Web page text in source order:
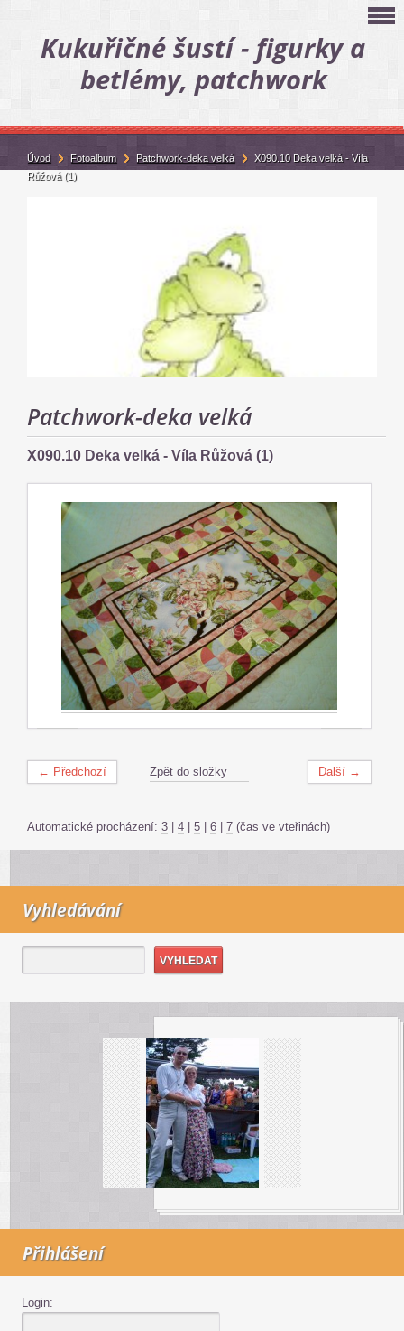
Kukuřičné šustí - figurky a
betlémy, patchwork
Patchwork-deka velká
X090.10 Deka velká - Víla Růžová (1)
← Předchozí Další →
Zpět do složky
Automatické procházení: 3 | 4 | 5 | 6 | 7 (čas ve vteřinách)
Vyhledávání
Přihlášení
Login:
Úvod Fotoalbum Patchwork-deka velká
X090.10 Deka velká - Víla
Růžová (1)